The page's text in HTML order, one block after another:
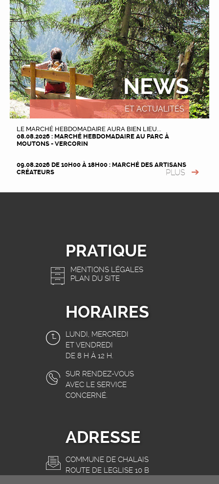
NEWS
ET ACTUALITÉS
LE MARCHÉ HEBDOMADAIRE AURA BIEN LIEU...
08.08.2026 : MARCHÉ HEBDOMADAIRE AU PARC À
MOUTONS - VERCORIN
09.08.2026 DE 10H00 À 18H00 : MARCHÉ DES ARTISANS
CRÉATEURS
PLUS
PRATIQUE
MENTIONS LÉGALES
PLAN DU SITE
HORAIRES
LUNDI, MERCREDI
ET VENDREDI
DE 8 H À 12 H.
SUR RENDEZ-VOUS
AVEC LE SERVICE
CONCERNÉ.
ADRESSE
COMMUNE DE CHALAIS
ROUTE DE L'EGLISE 10 B